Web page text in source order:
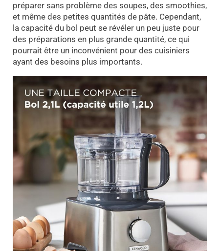
préparer sans problème des soupes, des smoothies,
et même des petites quantités de pâte. Cependant,
la capacité du bol peut se révéler un peu juste pour
des préparations en plus grande quantité, ce qui
pourrait être un inconvénient pour des cuisiniers
ayant des besoins plus importants.